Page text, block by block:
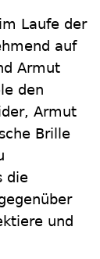
Laufe der
auf
Armut
den
Armut
Brille
die
und